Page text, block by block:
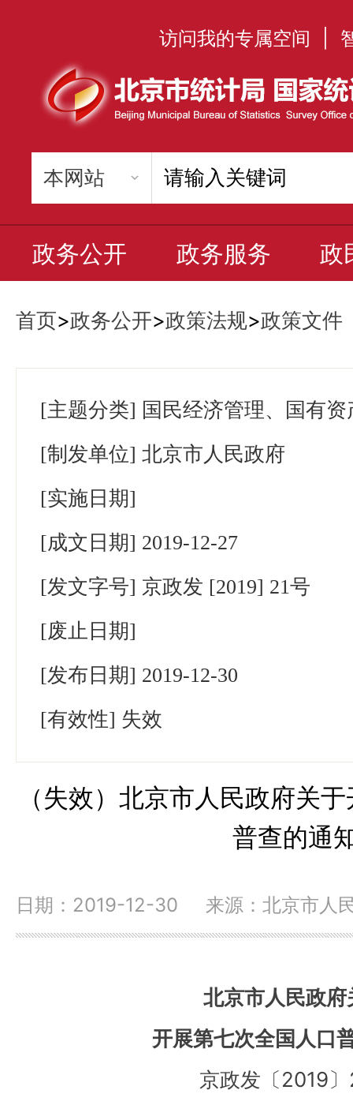
访问我的专属空间
政务公开 政务服务 政
首页>政务公开>政策法规>政策文件
[主题分类] 国民经济管理、国有
[制发单位] 北京市人民政府
[实施日期]
[成文日期] 2019-12-27
[发文字号] 京政发 [2019] 21号
[废止日期]
[发布日期] 2019-12-30
[有效性] 失效
（失效）北京市人民政府关
普查的通
日期：2019-12-30 来源：北京市人
北京市人民政府
开展第七次全国人口
京政发〔2019